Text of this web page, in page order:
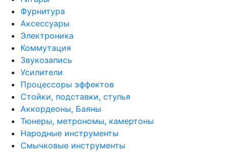
Фурнитура
Аксессуары
Электроника
Коммутация
Звукозапись
Усилители
Процессоры эффектов
Стойки, подставки, стулья
Аккордеоны, Баяны
Тюнеры, метрономы, камертоны
Народные инструменты
Смычковые инструменты